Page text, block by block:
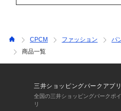
CPCM ファッション パ
商品一覧
三井ショッピングパークアプリ
全国の三井ショッピングパークポ
リ